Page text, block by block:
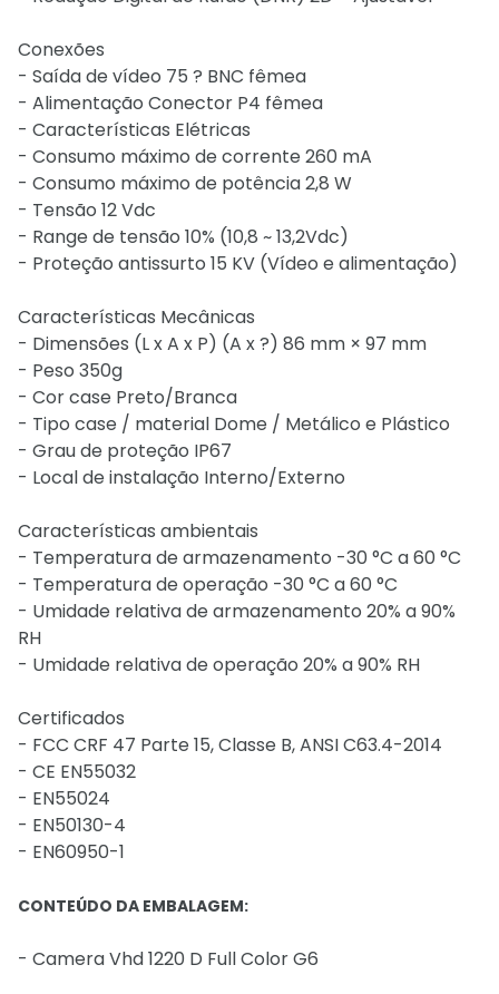
Conexões
- Saída de vídeo 75 ? BNC fêmea
- Alimentação Conector P4 fêmea
- Características Elétricas
- Consumo máximo de corrente 260 mA
- Consumo máximo de potência 2,8 W
- Tensão 12 Vdc
- Range de tensão 10% (10,8 ~ 13,2Vdc)
- Proteção antissurto 15 KV (Vídeo e alimentação)
Características Mecânicas
- Dimensões (L x A x P) (A x ?) 86 mm × 97 mm
- Peso 350g
- Cor case Preto/Branca
- Tipo case / material Dome / Metálico e Plástico
- Grau de proteção IP67
- Local de instalação Interno/Externo
Características ambientais
- Temperatura de armazenamento -30 °C a 60 °C
- Temperatura de operação -30 °C a 60 °C
- Umidade relativa de armazenamento 20% a 90%
RH
- Umidade relativa de operação 20% a 90% RH
Certificados
- FCC CRF 47 Parte 15, Classe B, ANSI C63.4-2014
- CE EN55032
- EN55024
- EN50130-4
- EN60950-1
CONTEÚDO DA EMBALAGEM:
- Camera Vhd 1220 D Full Color G6